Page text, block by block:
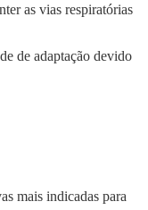
as vias respiratórias
de adaptação devido
mais indicadas para